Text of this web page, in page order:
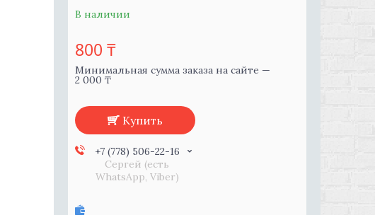
В наличии
800 ₸
Минимальная сумма заказа на сайте —
2 000 ₸
Купить
+7 (778) 506-22-16
Сергей (есть
WhatsApp, Viber)